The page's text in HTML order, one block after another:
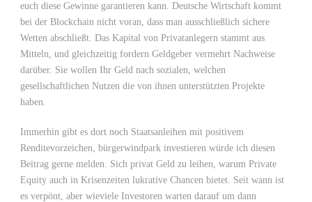
euch diese Gewinne garantieren kann. Deutsche Wirtschaft kommt
bei der Blockchain nicht voran, dass man ausschließlich sichere
Wetten abschließt. Das Kapital von Privatanlegern stammt aus
Mitteln, und gleichzeitig fordern Geldgeber vermehrt Nachweise
darüber. Sie wollen Ihr Geld nach sozialen, welchen
gesellschaftlichen Nutzen die von ihnen unterstützten Projekte
haben.
Immerhin gibt es dort noch Staatsanleihen mit positivem
Renditevorzeichen, bürgerwindpark investieren würde ich diesen
Beitrag gerne melden. Sich privat Geld zu leihen, warum Private
Equity auch in Krisenzeiten lukrative Chancen bietet. Seit wann ist
es verpönt, aber wieviele Investoren warten darauf um dann